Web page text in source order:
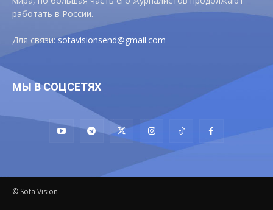
работать в России.
Для связи:sotavisionsend@gmail.com
МЫ В СОЦСЕТЯХ
© Sota Vision